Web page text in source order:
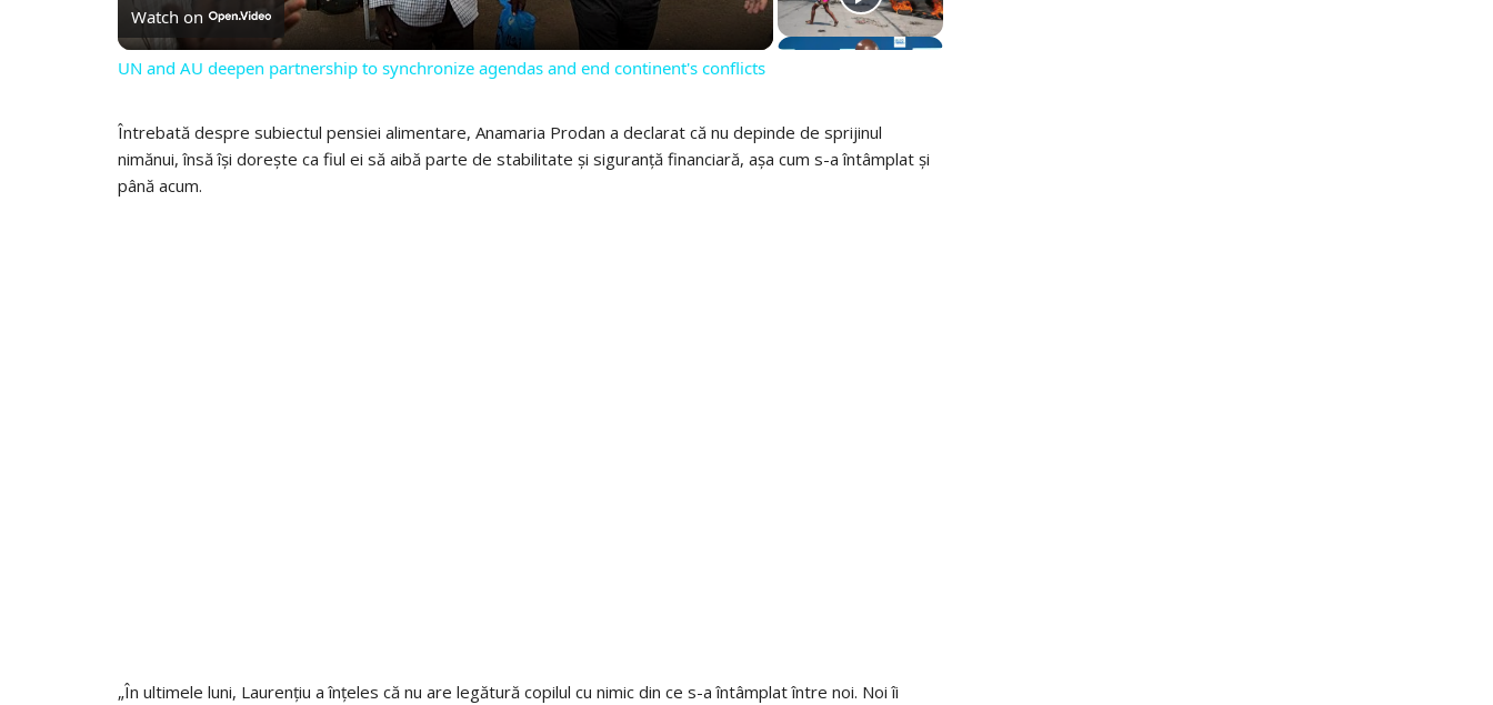
Watch on
UN and AU deepen partnership to synchronize agendas and end continent's conflicts
Întrebată despre subiectul pensiei alimentare, Anamaria Prodan a declarat că nu depinde de sprijinul
nimănui, însă își dorește ca fiul ei să aibă parte de stabilitate și siguranță financiară, așa cum s-a întâmplat și
până acum.
„În ultimele luni, Laurențiu a înțeles că nu are legătură copilul cu nimic din ce s-a întâmplat între noi. Noi îi